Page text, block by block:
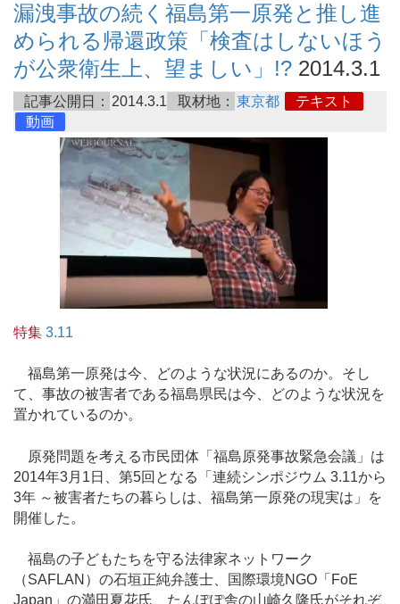
漏洩事故の続く福島第一原発と推し進
められる帰還政策「検査はしないほう
が公衆衛生上、望ましい」!? 2014.3.1
記事公開日： 2014.3.1 取材地： 東京都
テキスト
動画
特集 3.11
福島第一原発は今、どのような状況にあるのか。そし
て、事故の被害者である福島県民は今、どのような状況を
置かれているのか。
原発問題を考える市民団体「福島原発事故緊急会議」は
2014年3月1日、第5回となる「連続シンポジウム 3.11から
3年 ～被害者たちの暮らしは、福島第一原発の現実は」を
開催した。
福島の子どもたちを守る法律家ネットワーク
（SAFLAN）の石垣正純弁護士、国際環境NGO「FoE
Japan」の満田夏花氏、たんぽぽ舎の山崎久隆氏がそれぞ